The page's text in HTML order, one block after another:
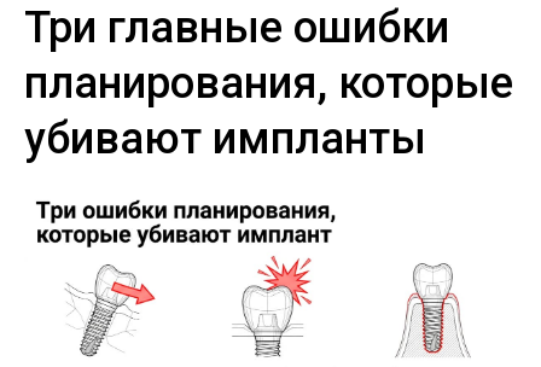
Три главные ошибки
планирования, которые
убивают импланты